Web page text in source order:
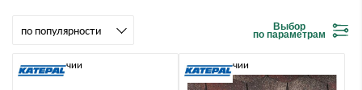
Выбор
по параметрам
В наличии В наличии